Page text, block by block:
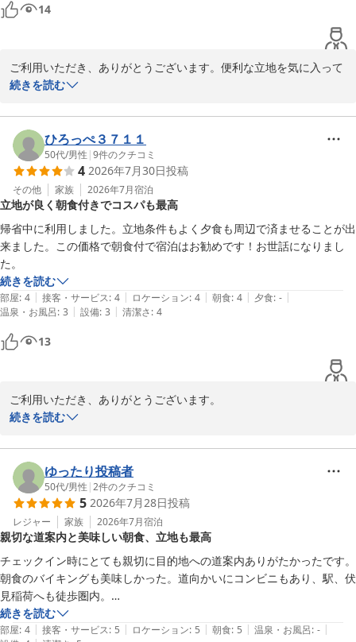
2026-08-03
14
ご利用いただき、ありがとうございます。便利な立地を気に入って
いただけて嬉しく思います。
次回のご来店を心よりお待ちしております。
アーバンホテル京都
アーバンホテル京都
2026-07-31
続きを読む
ひろっぺ３７１１
50代/男性 |9件のクチコミ
4 2026年7月30日投稿
その他 家族 2026年7月宿泊
立地が良く朝食付きでコスパも最高
帰省中に利用しました。立地条件もよく夕食も周辺で済ませることが出
来ました。この価格で朝食付で宿泊はお勧めです！お世話になりまし
た。
続きを読む
部屋: 4 | 接客・サービス: 4 | ロケーション: 4 | 朝食: 4 | 夕食: - |
温泉・お風呂: 3 | 設備: 3 | 清潔さ: 4
13
ご利用いただき、ありがとうございます。
快適な滞在を提供できたようで何よりです。今後ともお客様にご満
足いただけるよう努めてまいりますので、ぜひまたのご利用をお待
ちしております。
アーバンホテル京都
アーバンホテル京都
2026-07-31
続きを読む
ゆったり投稿者
50代/男性 |2件のクチコミ
5 2026年7月28日投稿
レジャー 家族 2026年7月宿泊
親切な道案内と美味しい朝食、立地も最高
チェックイン時にとても親切に目的地への道案内ありがたかったです。
朝食のバイキングも美味しかった。道向かいにコンビニもあり、駅、伏
見稲荷へも徒歩圏内。
また機会があればリピートさせて頂きます
続きを読む
部屋: 4 | 接客・サービス: 5 | ロケーション: 5 | 朝食: 5 | 温泉・お風呂: - |